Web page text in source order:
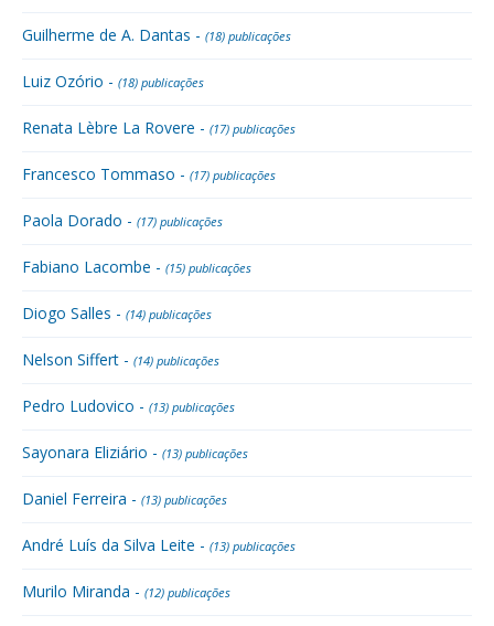
Guilherme de A. Dantas - (18) publicações
Luiz Ozório - (18) publicações
Renata Lèbre La Rovere - (17) publicações
Francesco Tommaso - (17) publicações
Paola Dorado - (17) publicações
Fabiano Lacombe - (15) publicações
Diogo Salles - (14) publicações
Nelson Siffert - (14) publicações
Pedro Ludovico - (13) publicações
Sayonara Eliziário - (13) publicações
Daniel Ferreira - (13) publicações
André Luís da Silva Leite - (13) publicações
Murilo Miranda - (12) publicações